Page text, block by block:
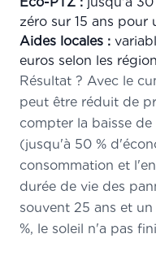
zéro sur 15 ans
Aides locales :
euros selon les
Résultat ? Avec le
peut être réduit de
compter la baisse
(jusqu'à 50 %
consommation et
durée de vie des
souvent 25 ans et
%, le soleil n'a pas